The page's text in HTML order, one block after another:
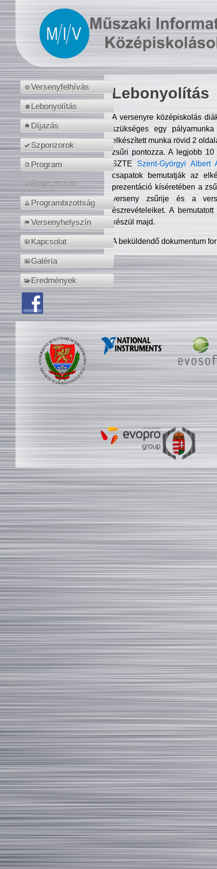
Versenyfelhívás
Lebonyolítás
Díjazás
Szponzorok
Program
Regisztráció
Programbizottság
Versenyhelyszín
Kapcsolat
Galéria
Eredmények
Lebonyolítás
A versenyre középiskolás
szükséges egy
elkészített munka rövid 2
zsűri pontozza. A legjobb
SZTE Szent-Györgyi Albert
csapatok bemutatják az
prezentáció kíséretében a
verseny zsűrije és a
észrevételeiket. A
készül majd.
A beküldendő dokumentum